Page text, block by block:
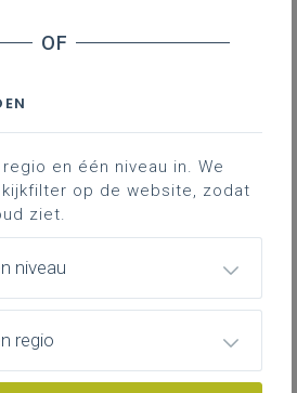
en één niveau in. We
op de website, zodat
ziet.
niveau
regio